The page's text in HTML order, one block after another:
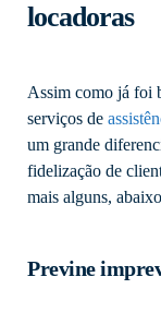
locadoras
Assim como já foi
serviços de
um grande
fidelização de
mais alguns,
Previne